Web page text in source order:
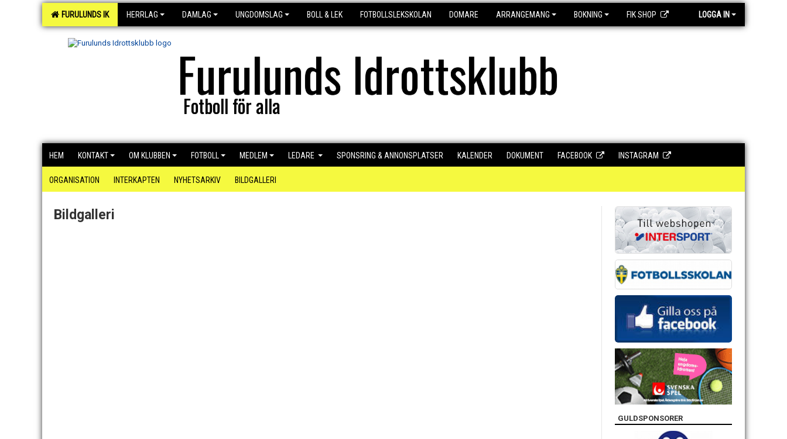
FURULUNDS IK HERRLAG DAMLAG UNGDOMSLAG BOLL & LEK FOTBOLLSLEKSKOLAN DOMARE ARRANGEMANG BOKNING FIK SHOP LOGGA IN
Furulunds Idrottsklubb
Fotboll för alla
HEM KONTAKT OM KLUBBEN FOTBOLL MEDLEM LEDARE SPONSRING & ANNONSPLATSER KALENDER DOKUMENT FACEBOOK INSTAGRAM
ORGANISATION INTERKAPTEN NYHETSARKIV BILDGALLERI
Bildgalleri
GULDSPONSORER